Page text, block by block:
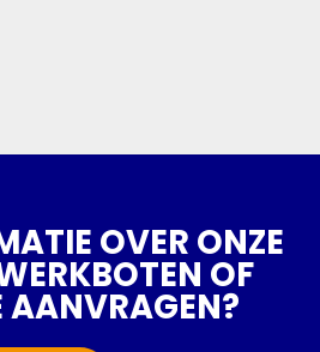
OVER ONZE
OF
AANVRAGEN?